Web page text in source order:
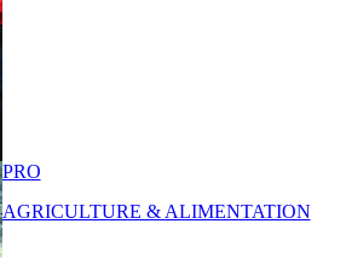
PRO
AGRICULTURE & ALIMENTATION